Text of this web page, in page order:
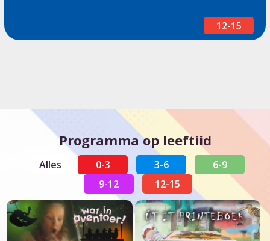
12-15
Programma op leeftiid
Alles 0-3 3-6
6-9
9-12
12-15